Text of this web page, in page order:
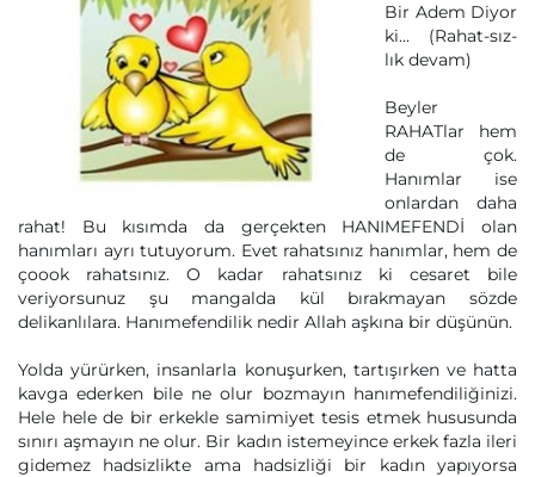
Bir Adem Diyor
ki... (Rahat-sız-
lık devam)
Beyler
RAHATlar hem
de çok.
Hanımlar ise
onlardan daha
rahat! Bu kısımda da gerçekten HANIMEFENDİ olan
hanımları ayrı tutuyorum. Evet rahatsınız hanımlar, hem de
çoook rahatsınız. O kadar rahatsınız ki cesaret bile
veriyorsunuz şu mangalda kül bırakmayan sözde
delikanlılara. Hanımefendilik nedir Allah aşkına bir düşünün.
Yolda yürürken, insanlarla konuşurken, tartışırken ve hatta
kavga ederken bile ne olur bozmayın hanımefendiliğinizi.
Hele hele de bir erkekle samimiyet tesis etmek hususunda
sınırı aşmayın ne olur. Bir kadın istemeyince erkek fazla ileri
gidemez hadsizlikte ama hadsizliği bir kadın yapıyorsa